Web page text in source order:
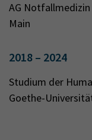
AG
Main
2018 – 2024
Studium der
Goethe-